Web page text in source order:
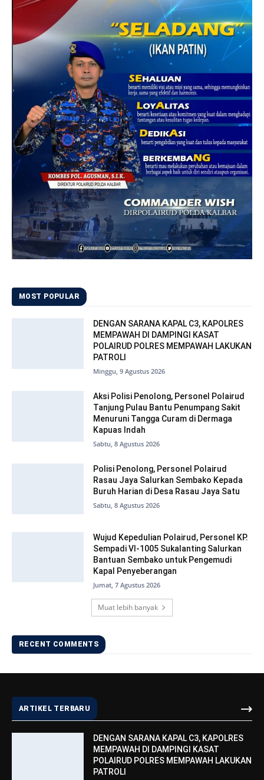
MOST POPULAR
DENGAN SARANA KAPAL C3, KAPOLRES
MEMPAWAH DI DAMPINGI KASAT
POLAIRUD POLRES MEMPAWAH LAKUKAN
PATROLI
Minggu, 9 Agustus 2026
Aksi Polisi Penolong, Personel Polairud
Tanjung Pulau Bantu Penumpang Sakit
Menuruni Tangga Curam di Dermaga
Kapuas Indah
Sabtu, 8 Agustus 2026
Polisi Penolong, Personel Polairud
Rasau Jaya Salurkan Sembako Kepada
Buruh Harian di Desa Rasau Jaya Satu
Sabtu, 8 Agustus 2026
Wujud Kepedulian Polairud, Personel KP.
Sempadi VI-1005 Sukalanting Salurkan
Bantuan Sembako untuk Pengemudi
Kapal Penyeberangan
Jumat, 7 Agustus 2026
Muat lebih banyak
RECENT COMMENTS
ARTIKEL TERBARU
DENGAN SARANA KAPAL C3, KAPOLRES
MEMPAWAH DI DAMPINGI KASAT
POLAIRUD POLRES MEMPAWAH LAKUKAN
PATROLI